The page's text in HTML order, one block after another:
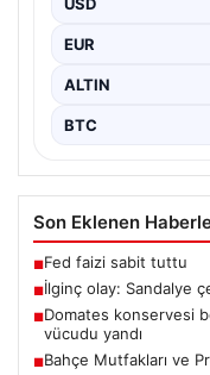
Gerginlik Yaşandı",…
USD
EUR
ALTIN
BTC
Son Eklenen
■Fed faizi sabit tuttu
■İlginç olay: Sandalye
■Domates konservesi
vücudu yandı
■Bahçe Mutfakları ve